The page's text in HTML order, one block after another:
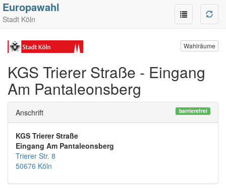
Europawahl
Stadt Köln
Wahlräume
KGS Trierer Straße - Eingang
Am Pantaleonsberg
Anschrift barrierefrei
KGS Trierer Straße
Eingang Am Pantaleonsberg
Trierer Str. 8
50676 Köln